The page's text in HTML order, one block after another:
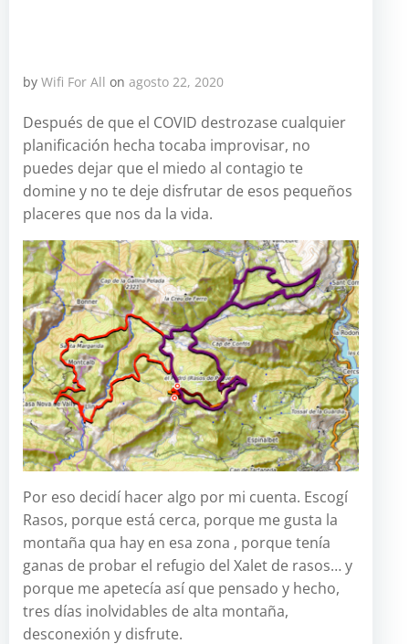
by Wifi For All on agosto 22, 2020
Después de que el COVID destrozase cualquier
planificación hecha tocaba improvisar, no
puedes dejar que el miedo al contagio te
domine y no te deje disfrutar de esos pequeños
placeres que nos da la vida.
Por eso decidí hacer algo por mi cuenta. Escogí
Rasos, porque está cerca, porque me gusta la
montaña qua hay en esa zona , porque tenía
ganas de probar el refugio del Xalet de rasos… y
porque me apetecía así que pensado y hecho,
tres días inolvidables de alta montaña,
desconexión y disfrute.